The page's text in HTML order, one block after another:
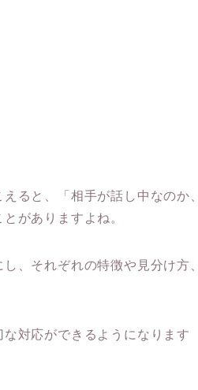
ると、「相手が話し中なのか、
がありますよね。
、それぞれの特徴や見分け方、
対応ができるようになります